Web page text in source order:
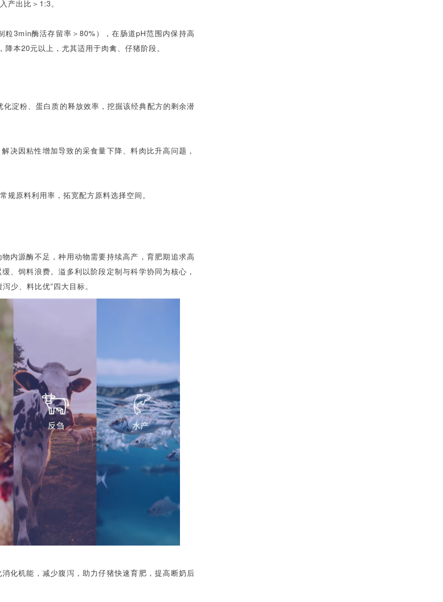
产出比＞1:3。
3min酶活存留率＞80%），在肠道pH范围内保持高
本20元以上，尤其适用于肉禽、仔猪阶段。
淀粉、蛋白质的释放效率，挖掘该经典配方的剩余潜
决因粘性增加导致的采食量下降、料肉比升高问题，
原料利用率，拓宽配方原料选择空间。
内源酶不足，种用动物需要持续高产，育肥期追求高
、饲料浪费。溢多利以阶段定制与科学协同为核心，
少、料比优”四大目标。
化机能，减少腹泻，助力仔猪快速育肥，提高断奶后